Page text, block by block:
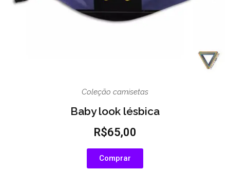
Coleção camisetas
Baby look lésbica
R$65,00
Comprar